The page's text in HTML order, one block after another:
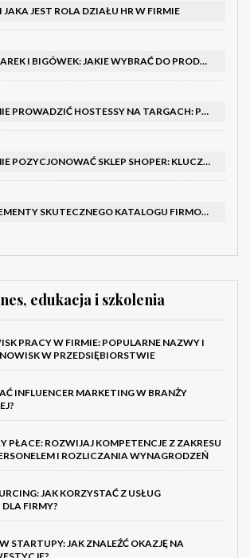
JAKA JEST ROLA DZIAŁU HR W FIRMIE
RODZAJE FALCAREK I BIGÓWEK: JAKIE WYBRAĆ DO PRODUKCJI?
JAK SKUTECZNIE PROWADZIĆ HOSTESSY NA TARGACH: PORADNIK I SZKOLENIA
JAK SKUTECZNIE POZYCJONOWAĆ SKLEP SHOPER: KLUCZOWE KROKI I STRATEGIE
KLUCZOWE ELEMENTY SKUTECZNEGO KATALOGU FIRMOWEGO I BROSZURY
edukacja i szkolenia
PRACY W FIRMIE: POPULARNE NAZWY I
W PRZEDSIĘBIORSTWIE
INFLUENCER MARKETING W BRANŻY
PŁACE: ROZWIJAJ KOMPETENCJE Z ZAKRESU
I ROZLICZANIA WYNAGRODZEŃ
JAK KORZYSTAĆ Z USŁUG
FIRMY?
STARTUPY: JAK ZNALEŹĆ OKAZJĘ NA